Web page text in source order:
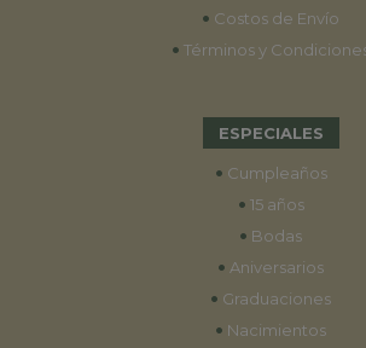
• Costos de Envío
• Términos y
ESPECIALES
• Cumpleaños
• 15 años
• Bodas
• Aniversarios
• Graduaciones
• Nacimientos